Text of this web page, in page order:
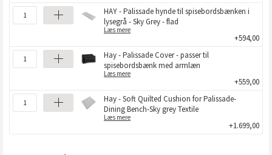
HAY - Palissade hynde til spisebordsbænken i
lysegrå - Sky Grey - flad
Læs mere
+594,00
Hay - Palissade Cover - passer til
spisebordsbænk med armlæn
Læs mere
+559,00
Hay - Soft Quilted Cushion for Palissade-
Dining Bench-Sky grey Textile
Læs mere
+1.699,00